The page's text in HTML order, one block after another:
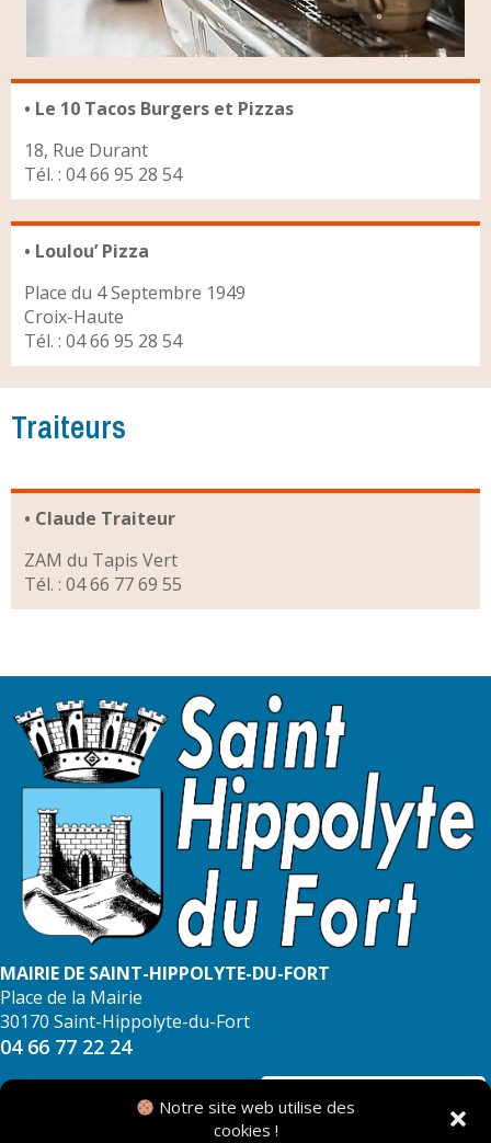
Notre site web utilise des
cookies !
• Le 10 Tacos Burgers et Pizzas
18, Rue Durant
Tél. : 04 66 95 28 54
• Loulou’ Pizza
Place du 4 Septembre 1949
Croix-Haute
Tél. : 04 66 95 28 54
Traiteurs
• Claude Traiteur
ZAM du Tapis Vert
Tél. : 04 66 77 69 55
MAIRIE DE SAINT-HIPPOLYTE-DU-FORT
Place de la Mairie
30170 Saint-Hippolyte-du-Fort
04 66 77 22 24
NOUS CONTACTER